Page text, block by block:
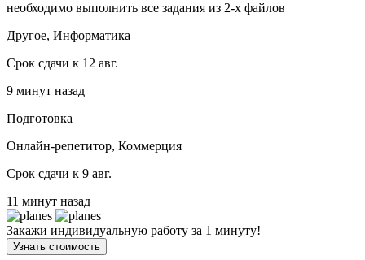
необходимо выполнить все задания из 2-х файлов
Другое, Информатика
Срок сдачи к 12 авг.
9 минут назад
Подготовка
Онлайн-репетитор, Коммерция
Срок сдачи к 9 авг.
11 минут назад
Закажи индивидуальную работу за 1 минуту!
Узнать стоимость